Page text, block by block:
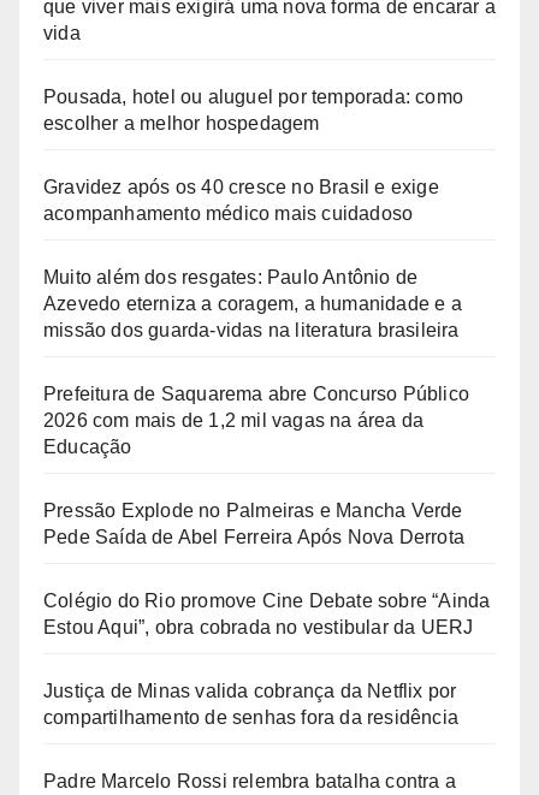
que viver mais exigirá uma nova forma de encarar a
vida
Pousada, hotel ou aluguel por temporada: como
escolher a melhor hospedagem
Gravidez após os 40 cresce no Brasil e exige
acompanhamento médico mais cuidadoso
Muito além dos resgates: Paulo Antônio de
Azevedo eterniza a coragem, a humanidade e a
missão dos guarda-vidas na literatura brasileira
Prefeitura de Saquarema abre Concurso Público
2026 com mais de 1,2 mil vagas na área da
Educação
Pressão Explode no Palmeiras e Mancha Verde
Pede Saída de Abel Ferreira Após Nova Derrota
Colégio do Rio promove Cine Debate sobre “Ainda
Estou Aqui”, obra cobrada no vestibular da UERJ
Justiça de Minas valida cobrança da Netflix por
compartilhamento de senhas fora da residência
Padre Marcelo Rossi relembra batalha contra a